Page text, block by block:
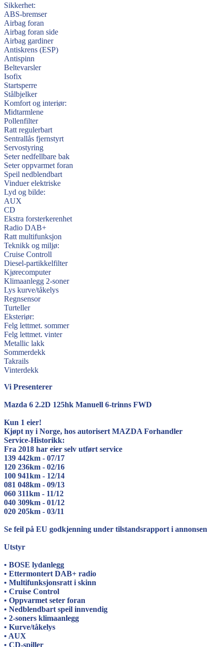
Sikkerhet:
ABS-bremser
Airbag foran
Airbag foran side
Airbag gardiner
Antiskrens (ESP)
Antispinn
Beltevarsler
Isofix
Startsperre
Stålbjelker
Komfort og interiør:
Midtarmlene
Pollenfilter
Ratt regulerbart
Sentrallås fjernstyrt
Servostyring
Seter nedfellbare bak
Seter oppvarmet foran
Speil nedblendbart
Vinduer elektriske
Lyd og bilde:
AUX
CD
Ekstra forsterkerenhet
Radio DAB+
Ratt multifunksjon
Teknikk og miljø:
Cruise Controll
Diesel-partikkelfilter
Kjørecomputer
Klimaanlegg 2-soner
Lys kurve/tåkelys
Regnsensor
Turteller
Eksteriør:
Felg lettmet. sommer
Felg lettmet. vinter
Metallic lakk
Sommerdekk
Takrails
Vinterdekk
Vi Presenterer
Mazda 6 2.2D 125hk Manuell 6-trinns FWD
Kun 1 eier!
Kjøpt ny i Norge, hos autorisert MAZDA Forhandler
Service-Historikk:
Fra 2018 har eier selv utført service
139 442km - 07/17
120 236km - 02/16
100 941km - 12/14
081 048km - 09/13
060 311km - 11/12
040 309km - 01/12
020 205km - 03/11
Se feil på EU godkjenning under tilstandsrapport i annonsen
Utstyr
• BOSE lydanlegg
• Ettermontert DAB+ radio
• Multifunksjonsratt i skinn
• Cruise Control
• Oppvarmet seter foran
• Nedblendbart speil innvendig
• 2-soners klimaanlegg
• Kurve/tåkelys
• AUX
• CD-spiller